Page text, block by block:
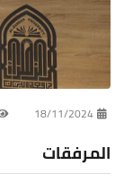
18/11/2024
المرفقات